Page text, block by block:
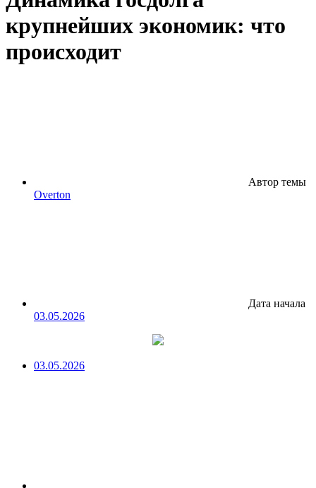
крупнейших экономик: что
происходит
Автор темы
Overton
Дата начала
03.05.2026
03.05.2026